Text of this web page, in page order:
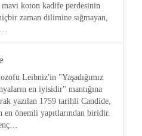
mavi koton kadife perdesinin
zaman dilimine sığmayan,
Leibniz'in "Yaşadığımız
en iyisidir" mantığına
yazılan 1759 tarihli Candide,
en önemli yapıtlarından biridir.